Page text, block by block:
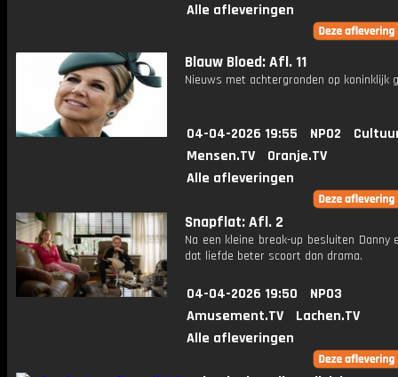
Alle afleveringen
Blauw Bloed: Afl. 11
Nieuws met achtergronden op koninklijk
04-04-2026 19:55 NPO2
Mensen.TV
Oranje.TV
Alle afleveringen
Snapflat: Afl. 2
Na een kleine break-up besluiten Danny
dat liefde beter scoort dan drama.
04-04-2026 19:50
NPO3
Amusement.TV
Lachen.TV
Alle afleveringen